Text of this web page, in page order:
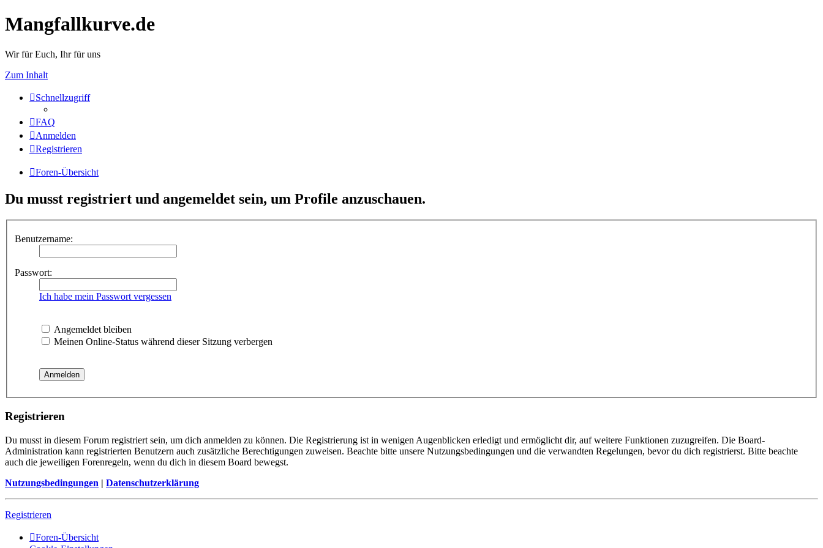
Mangfallkurve.de
Wir für Euch, Ihr für uns
Zum Inhalt
Schnellzugriff
FAQ
Anmelden
Registrieren
Foren-Übersicht
Du musst registriert und angemeldet sein, um Profile anzuschauen.
Benutzername:
Passwort:
Ich habe mein Passwort vergessen
Angemeldet bleiben
Meinen Online-Status während dieser Sitzung verbergen
Registrieren
Du musst in diesem Forum registriert sein, um dich anmelden zu können. Die Registrierung ist in wenigen Augenblicken erledigt und ermöglicht dir, auf weitere Funktionen zuzugreifen. Die Board-
Administration kann registrierten Benutzern auch zusätzliche Berechtigungen zuweisen. Beachte bitte unsere Nutzungsbedingungen und die verwandten Regelungen, bevor du dich registrierst. Bitte beachte
auch die jeweiligen Forenregeln, wenn du dich in diesem Board bewegst.
Nutzungsbedingungen | Datenschutzerklärung
Registrieren
Foren-Übersicht